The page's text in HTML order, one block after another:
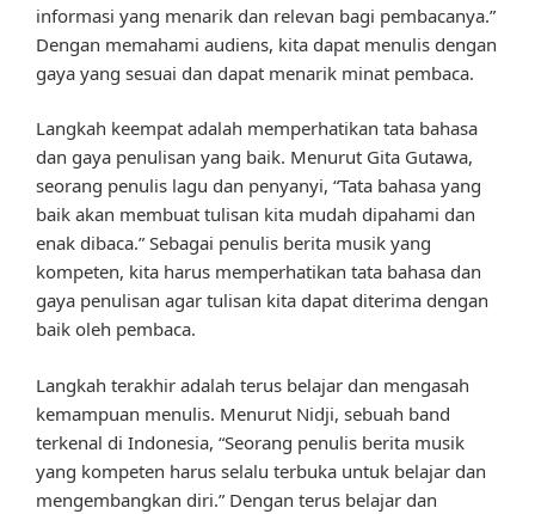
informasi yang menarik dan relevan bagi pembacanya.”
Dengan memahami audiens, kita dapat menulis dengan
gaya yang sesuai dan dapat menarik minat pembaca.
Langkah keempat adalah memperhatikan tata bahasa
dan gaya penulisan yang baik. Menurut Gita Gutawa,
seorang penulis lagu dan penyanyi, “Tata bahasa yang
baik akan membuat tulisan kita mudah dipahami dan
enak dibaca.” Sebagai penulis berita musik yang
kompeten, kita harus memperhatikan tata bahasa dan
gaya penulisan agar tulisan kita dapat diterima dengan
baik oleh pembaca.
Langkah terakhir adalah terus belajar dan mengasah
kemampuan menulis. Menurut Nidji, sebuah band
terkenal di Indonesia, “Seorang penulis berita musik
yang kompeten harus selalu terbuka untuk belajar dan
mengembangkan diri.” Dengan terus belajar dan